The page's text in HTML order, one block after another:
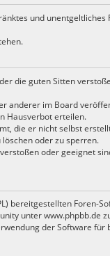
und unentgeltliches
die guten Sitten
anderer im Board
Hausverbot erteilen.
die er nicht selbst
oder zu sperren.
oder geeignet
bereitgestellten Foren-
unter www.phpbb.de
der Software